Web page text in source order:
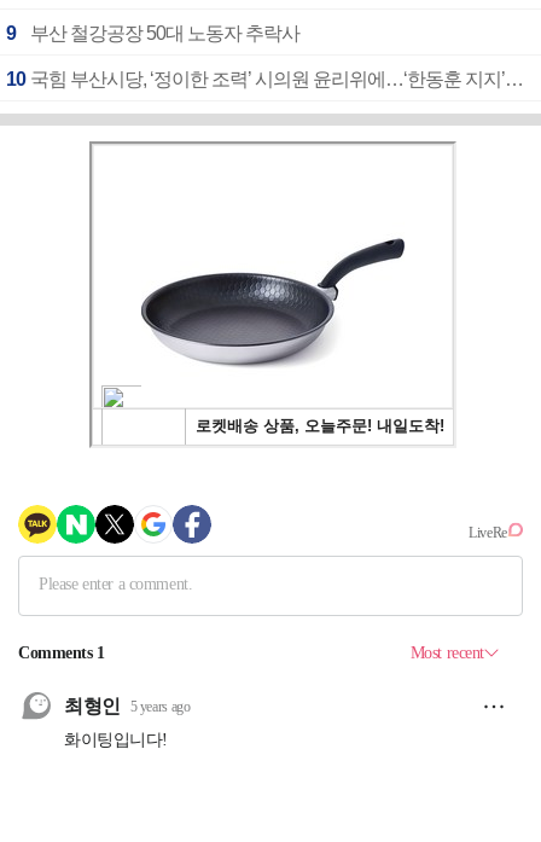
9 부산 철강공장 50대 노동자 추락사
10 국힘 부산시당, ‘정이한 조력’ 시의원 윤리위에…‘한동훈 지지’도 신고접수